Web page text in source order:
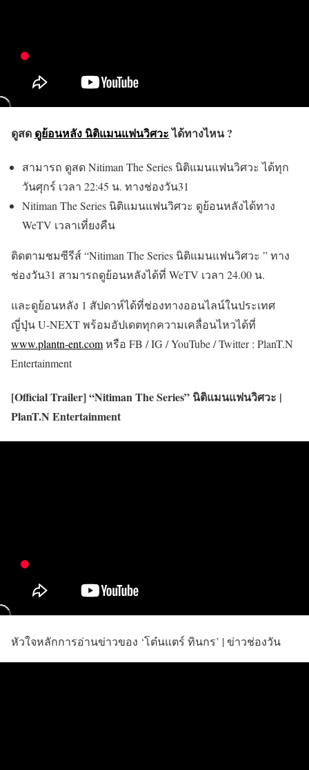
ดูสด ดูย้อนหลัง นิติแมนแฟนวิศวะได้ทางไหน ?
สามารถ ดูสด Nitiman The Series นิติแมนแฟนวิศวะ ได้ทุก
วันศุกร์ เวลา 22:45 น. ทางช่องวัน31
Nitiman The Series นิติแมนแฟนวิศวะ ดูย้อนหลังได้ทาง
WeTV เวลาเที่ยงคืน
ติดตามชมซีรีส์ “Nitiman The Series นิติแมนแฟนวิศวะ ” ทาง
ช่องวัน31 สามารถดูย้อนหลังได้ที่ WeTV เวลา 24.00 น.
และดูย้อนหลัง 1 สัปดาห์ได้ที่ช่องทางออนไลน์ในประเทศ
ญี่ปุ่น U-NEXT พร้อมอัปเดตทุกความเคลื่อนไหวได้ที่
www.plantn-ent.comหรือ FB / IG / YouTube / Twitter : PlanT.N
Entertainment
[Official Trailer] “Nitiman The Series” นิติแมนแฟนวิศวะ |
PlanT.N Entertainment
หัวใจหลักการอ่านข่าวของ ‘โต๋นแตร์ ทินกร’ | ข่าวช่องวัน